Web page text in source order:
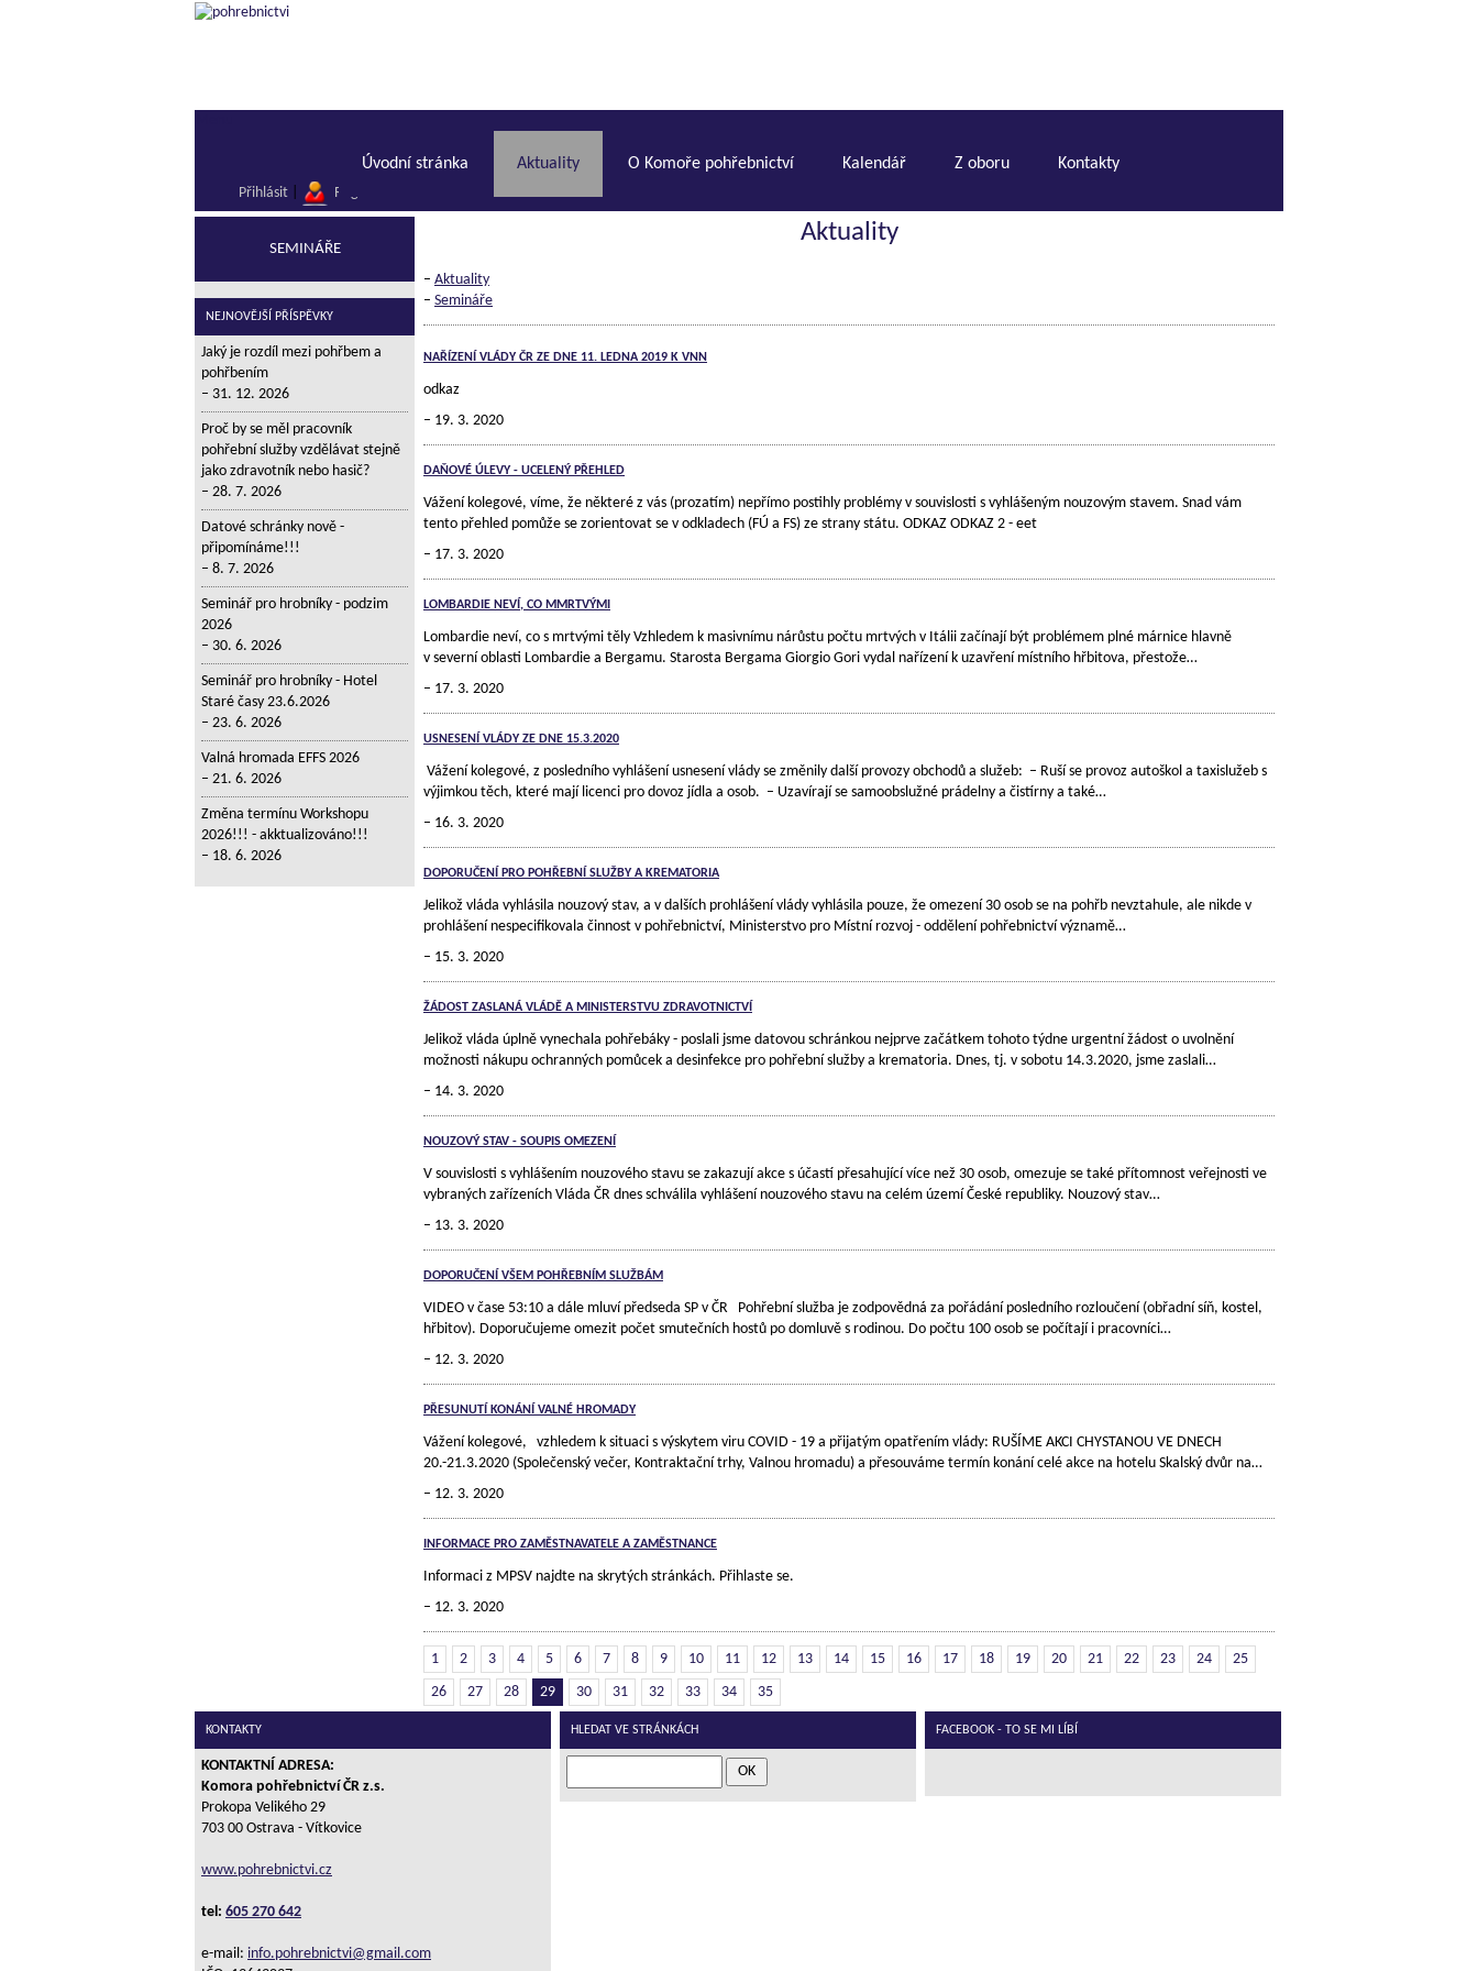
Úvodní stránka Aktuality O Komoře pohřebnictví Kalendář Z oboru Kontakty
Přihlásit Registrace
Aktuality
– Aktuality
– Semináře
NAŘÍZENÍ VLÁDY ČR ZE DNE 11. LEDNA 2019 K VNN
odkaz
19. 3. 2020
DAŇOVÉ ÚLEVY - UCELENÝ PŘEHLED
Vážení kolegové, víme, že některé z vás (prozatím) nepřímo postihly problémy v souvislosti s vyhlášeným nouzovým stavem. Snad vám
tento přehled pomůže se zorientovat se v odkladech (FÚ a FS) ze strany státu. ODKAZ ODKAZ 2 - eet
17. 3. 2020
LOMBARDIE NEVÍ, CO MMRTVÝMI
Lombardie neví, co s mrtvými těly Vzhledem k masivnímu nárůstu počtu mrtvých v Itálii začínají být problémem plné márnice hlavně
v severní oblasti Lombardie a Bergamu. Starosta Bergama Giorgio Gori vydal nařízení k uzavření místního hřbitova, přestože…
17. 3. 2020
USNESENÍ VLÁDY ZE DNE 15.3.2020
Vážení kolegové, z posledního vyhlášení usnesení vlády se změnily další provozy obchodů a služeb: – Ruší se provoz autoškol a taxislužeb s
výjimkou těch, které mají licenci pro dovoz jídla a osob. – Uzavírají se samoobslužné prádelny a čistírny a také…
16. 3. 2020
DOPORUČENÍ PRO POHŘEBNÍ SLUŽBY A KREMATORIA
Jelikož vláda vyhlásila nouzový stav, a v dalších prohlášení vlády vyhlásila pouze, že omezení 30 osob se na pohřb nevztahule, ale nikde v
prohlášení nespecifikovala činnost v pohřebnictví, Ministerstvo pro Místní rozvoj - oddělení pohřebnictví významě…
15. 3. 2020
ŽÁDOST ZASLANÁ VLÁDĚ A MINISTERSTVU ZDRAVOTNICTVÍ
Jelikož vláda úplně vynechala pohřebáky - poslali jsme datovou schránkou nejprve začátkem tohoto týdne urgentní žádost o uvolnění
možnosti nákupu ochranných pomůcek a desinfekce pro pohřební služby a krematoria. Dnes, tj. v sobotu 14.3.2020, jsme zaslali…
14. 3. 2020
NOUZOVÝ STAV - SOUPIS OMEZENÍ
V souvislosti s vyhlášením nouzového stavu se zakazují akce s účastí přesahující více než 30 osob, omezuje se také přítomnost veřejnosti ve
vybraných zařízeních Vláda ČR dnes schválila vyhlášení nouzového stavu na celém území České republiky. Nouzový stav…
13. 3. 2020
DOPORUČENÍ VŠEM POHŘEBNÍM SLUŽBÁM
VIDEO v čase 53:10 a dále mluví předseda SP v ČR Pohřební služba je zodpovědná za pořádání posledního rozloučení (obřadní síň, kostel,
hřbitov). Doporučujeme omezit počet smutečních hostů po domluvě s rodinou. Do počtu 100 osob se počítají i pracovníci…
12. 3. 2020
PŘESUNUTÍ KONÁNÍ VALNÉ HROMADY
Vážení kolegové, vzhledem k situaci s výskytem viru COVID - 19 a přijatým opatřením vlády: RUŠÍME AKCI CHYSTANOU VE DNECH
20.-21.3.2020 (Společenský večer, Kontraktační trhy, Valnou hromadu) a přesouváme termín konání celé akce na hotelu Skalský dvůr na…
12. 3. 2020
INFORMACE PRO ZAMĚSTNAVATELE A ZAMĚSTNANCE
Informaci z MPSV najdte na skrytých stránkách. Přihlaste se.
12. 3. 2020
1 2 3 4 5 6 7 8 9 10 11 12 13 14 15 16 17 18 19 20 21 22 23 24
25
26
27 28 29 30 31 32 33 34 35
SEMINÁŘE
NEJNOVĚJŠÍ PŘÍSPĚVKY
Jaký je rozdíl mezi pohřbem a
pohřbením
31. 12. 2026
Proč by se měl pracovník
pohřební služby vzdělávat stejně
jako zdravotník nebo hasič?
28. 7. 2026
Datové schránky nově -
připomínáme!!!
8. 7. 2026
Seminář pro hrobníky - podzim
2026
30. 6. 2026
Seminář pro hrobníky - Hotel
Staré časy 23.6.2026
23. 6. 2026
Valná hromada EFFS 2026
21. 6. 2026
Změna termínu Workshopu
2026!!! - akktualizováno!!!
18. 6. 2026
KONTAKTY
KONTAKTNÍ ADRESA:
Komora pohřebnictví ČR z.s.
Prokopa Velikého 29
703 00 Ostrava - Vítkovice
www.pohrebnictvi.cz
tel: 605 270 642
e-mail: info.pohrebnictvi@gmail.com
HLEDAT VE STRÁNKÁCH FACEBOOK - TO SE MI LÍBÍ